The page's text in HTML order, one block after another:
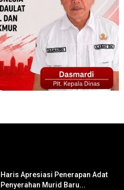
Apresiasi Penerapan Adat
Murid Baru...